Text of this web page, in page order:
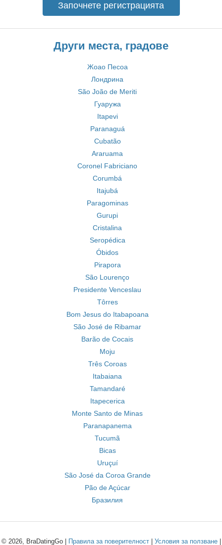
Започнете регистрацията
Други места, градове
Жоао Песоа
Лондрина
São João de Meriti
Гуаружа
Itapevi
Paranaguá
Cubatão
Araruama
Coronel Fabriciano
Corumbá
Itajubá
Paragominas
Gurupi
Cristalina
Seropédica
Óbidos
Pirapora
São Lourenço
Presidente Venceslau
Tôrres
Bom Jesus do Itabapoana
São José de Ribamar
Barão de Cocais
Moju
Três Coroas
Itabaiana
Tamandaré
Itapecerica
Monte Santo de Minas
Paranapanema
Tucumã
Bicas
Uruçuí
São José da Coroa Grande
Pão de Açúcar
Бразилия
© 2026, BraDatingGo | Правила за поверителност| Условия за ползване|